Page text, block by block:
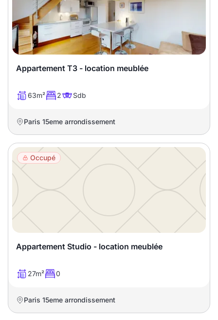
Appartement T3 - location meublée
63m² 2 Sdb
Paris 15eme arrondissement
Occupé
Appartement Studio - location meublée
27m² 0
Paris 15eme arrondissement